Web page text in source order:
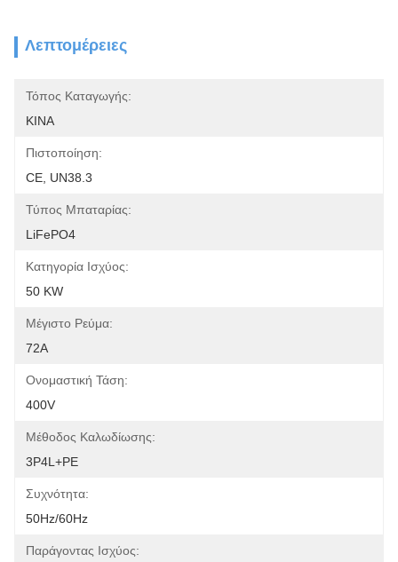
Λεπτομέρειες
Τόπος Καταγωγής:
ΚΙΝΑ
Πιστοποίηση:
CE, UN38.3
Τύπος Μπαταρίας:
LiFePO4
Κατηγορία Ισχύος:
50 KW
Μέγιστο Ρεύμα:
72A
Ονομαστική Τάση:
400V
Μέθοδος Καλωδίωσης:
3P4L+PE
Συχνότητα:
50Hz/60Hz
Παράγοντας Ισχύος: